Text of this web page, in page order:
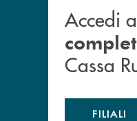
Accedi
Cassa
FILIALI